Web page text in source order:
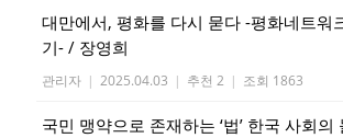
대만에서, 평화를 다시 묻다 -평화네트워
기- / 장영희
관리자 | 2025.04.03 | 추천 2 | 조회 1863
국민 맹약으로 존재하는 ‘법’ 한국 사회의